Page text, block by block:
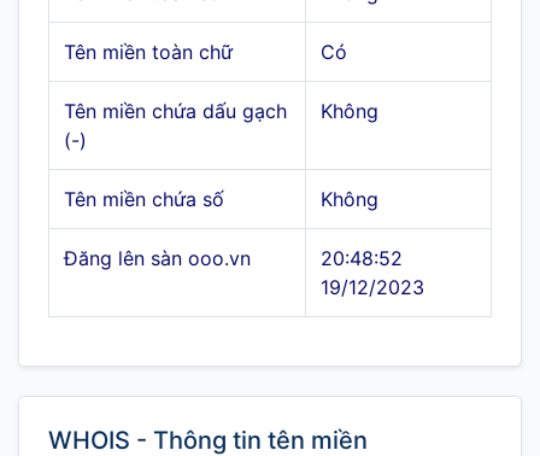
Tên miền toàn chữ Có
Tên miền chứa dấu gạch
(-)
Không
Tên miền chứa số Không
Đăng lên sàn ooo.vn
20:48:52
19/12/2023
WHOIS - Thông tin tên miền